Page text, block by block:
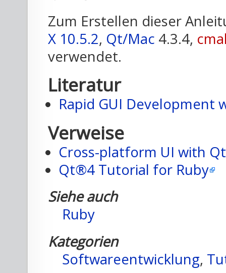
Zum Erstellen dieser
X 10.5.2, Qt/Mac 4.3.4,
verwendet.
Literatur
Rapid GUI Development
Verweise
Cross-platform UI with
Qt®4 Tutorial for Ruby
Siehe auch
Ruby
Kategorien
Softwareentwicklung,